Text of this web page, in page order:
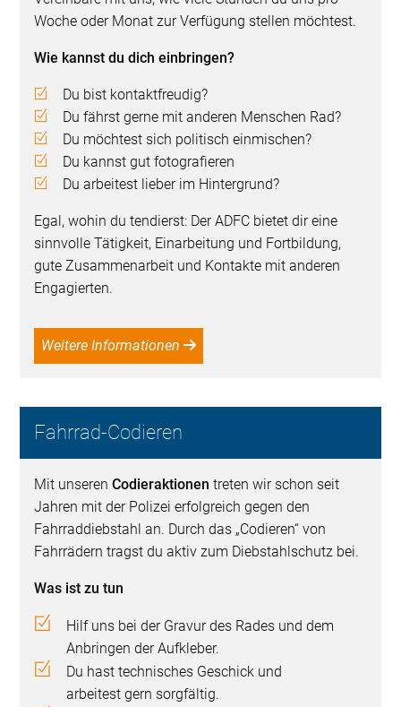
Woche oder Monat zur Verfügung stellen möchtest.
Wie kannst du dich einbringen?
Du bist kontaktfreudig?
Du fährst gerne mit anderen Menschen Rad?
Du möchtest sich politisch einmischen?
Du kannst gut fotografieren
Du arbeitest lieber im Hintergrund?
Egal, wohin du tendierst: Der ADFC bietet dir eine
sinnvolle Tätigkeit, Einarbeitung und Fortbildung,
gute Zusammenarbeit und Kontakte mit anderen
Engagierten.
Weitere Informationen
Fahrrad-Codieren
Mit unserenCodieraktionentreten wir schon seit
Jahren mit der Polizei erfolgreich gegen den
Fahrraddiebstahl an. Durch das „Codieren“ von
Fahrrädern tragst du aktiv zum Diebstahlschutz bei.
Was ist zu tun
Hilf uns bei der Gravur des Rades und dem
Anbringen der Aufkleber.
Du hast technisches Geschick und
arbeitest gern sorgfältig.